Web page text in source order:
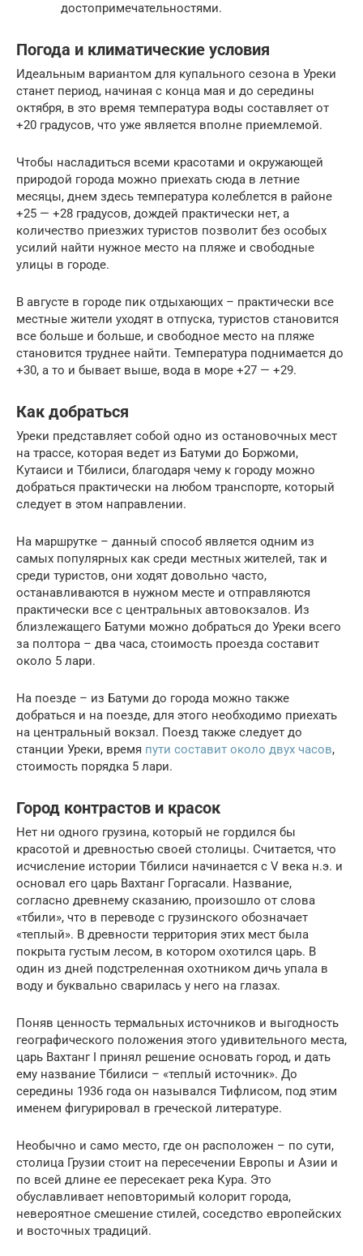
достопримечательностями.
Погода и климатические условия
Идеальным вариантом для купального сезона в Уреки
станет период, начиная с конца мая и до середины
октября, в это время температура воды составляет от
+20 градусов, что уже является вполне приемлемой.
Чтобы насладиться всеми красотами и окружающей
природой города можно приехать сюда в летние
месяцы, днем здесь температура колеблется в районе
+25 — +28 градусов, дождей практически нет, а
количество приезжих туристов позволит без особых
усилий найти нужное место на пляже и свободные
улицы в городе.
В августе в городе пик отдыхающих – практически все
местные жители уходят в отпуска, туристов становится
все больше и больше, и свободное место на пляже
становится труднее найти. Температура поднимается до
+30, а то и бывает выше, вода в море +27 — +29.
Как добраться
Уреки представляет собой одно из остановочных мест
на трассе, которая ведет из Батуми до Боржоми,
Кутаиси и Тбилиси, благодаря чему к городу можно
добраться практически на любом транспорте, который
следует в этом направлении.
На маршрутке – данный способ является одним из
самых популярных как среди местных жителей, так и
среди туристов, они ходят довольно часто,
останавливаются в нужном месте и отправляются
практически все с центральных автовокзалов. Из
близлежащего Батуми можно добраться до Уреки всего
за полтора – два часа, стоимость проезда составит
около 5 лари.
На поезде – из Батуми до города можно также
добраться и на поезде, для этого необходимо приехать
на центральный вокзал. Поезд также следует до
станции Уреки, время пути составит около двух часов,
стоимость порядка 5 лари.
Город контрастов и красок
Нет ни одного грузина, который не гордился бы
красотой и древностью своей столицы. Считается, что
исчисление истории Тбилиси начинается с V века н.э. и
основал его царь Вахтанг Горгасали. Название,
согласно древнему сказанию, произошло от слова
«тбили», что в переводе с грузинского обозначает
«теплый». В древности территория этих мест была
покрыта густым лесом, в котором охотился царь. В
один из дней подстреленная охотником дичь упала в
воду и буквально сварилась у него на глазах.
Поняв ценность термальных источников и выгодность
географического положения этого удивительного места,
царь Вахтанг I принял решение основать город, и дать
ему название Тбилиси – «теплый источник». До
середины 1936 года он назывался Тифлисом, под этим
именем фигурировал в греческой литературе.
Необычно и само место, где он расположен – по сути,
столица Грузии стоит на пересечении Европы и Азии и
по всей длине ее пересекает река Кура. Это
обуславливает неповторимый колорит города,
невероятное смешение стилей, соседство европейских
и восточных традиций.